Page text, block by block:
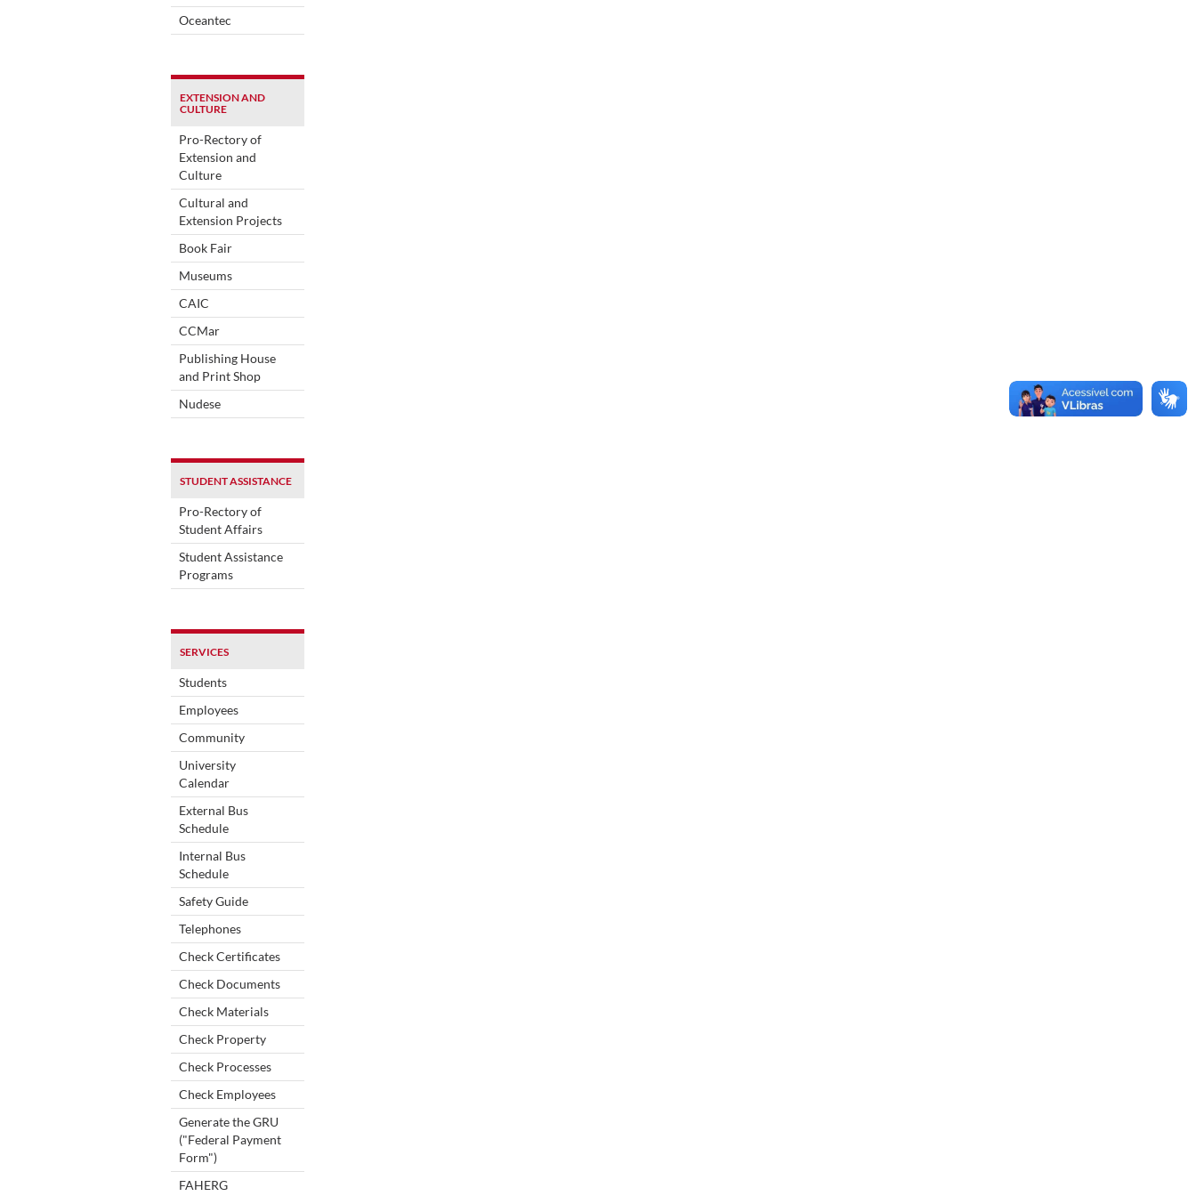
Oceantec
EXTENSION AND
CULTURE
Pro-Rectory of
Extension and
Culture
Cultural and
Extension Projects
Book Fair
Museums
CAIC
CCMar
Publishing House
and Print Shop
Nudese
STUDENT ASSISTANCE
Pro-Rectory of
Student Affairs
Student Assistance
Programs
SERVICES
Students
Employees
Community
University
Calendar
External Bus
Schedule
Internal Bus
Schedule
Safety Guide
Telephones
Check Certificates
Check Documents
Check Materials
Check Property
Check Processes
Check Employees
Generate the GRU
("Federal Payment
Form")
FAHERG